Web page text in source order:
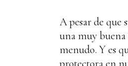
A pesar de que
una muy buena
menudo. Y es